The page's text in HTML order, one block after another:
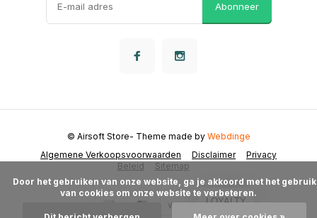
Abonneer
Algemene Verkoopsvoorwaarden Disclaimer
Privacy
Beleid
Sitemap
© Airsoft Store- Theme made by Webdinge
van cookies om onze website te verbeteren.
LOYALTY